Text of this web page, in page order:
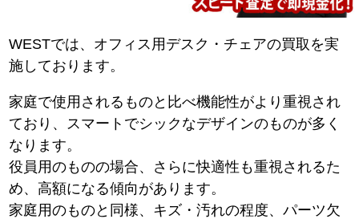
WESTでは、オフィス用デスク・チェアの買取を実
施しております。
家庭で使用されるものと比べ機能性がより重視され
ており、スマートでシックなデザインのものが多く
なります。
役員用のものの場合、さらに快適性も重視されるた
め、高額になる傾向があります。
家庭用のものと同様、キズ・汚れの程度、パーツ欠